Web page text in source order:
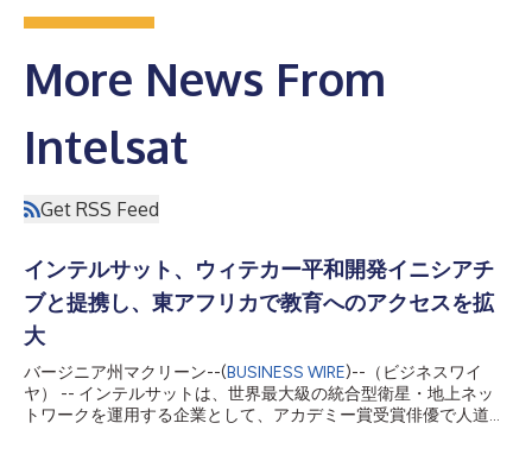
More News From
Intelsat
Get RSS Feed
インテルサット、ウィテカー平和開発イニシアチ
ブと提携し、東アフリカで教育へのアクセスを拡
大
バージニア州マクリーン--(BUSINESS WIRE)--（ビジネスワイ
ヤ） -- インテルサットは、世界最大級の統合型衛星・地上ネッ
トワークを運用する企業として、アカデミー賞受賞俳優で人道活